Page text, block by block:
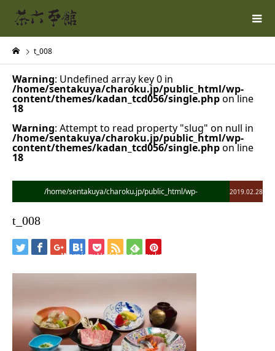
t_008
Warning: Undefined array key 0 in
/home/sentakuya/charoku.jp/public_html/wp-
content/themes/kadan_tcd056/single.phpon line
18
Warning: Attempt to read property "slug" on null in
/home/sentakuya/charoku.jp/public_html/wp-
content/themes/kadan_tcd056/single.phpon line
18
/home/sentakuya/charoku.jp/public_html/wp-
Warning: Undefined array key 0 in
content/themes/kadan_tcd056/single.php on line
Warning: Attempt to read property "name" on null in
2019.02.28
t_008